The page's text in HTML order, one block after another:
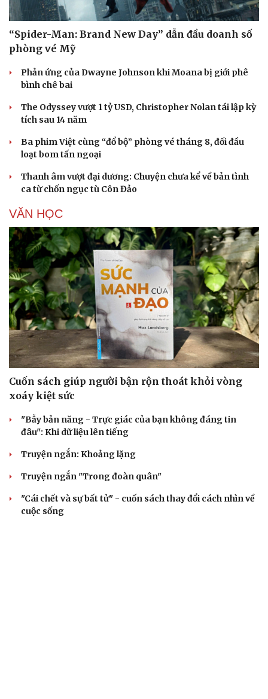
“Spider-Man: Brand New Day” dẫn đầu doanh số
phòng vé Mỹ
Phản ứng của Dwayne Johnson khi Moana bị giới phê
bình chê bai
The Odyssey vượt 1 tỷ USD, Christopher Nolan tái lập kỳ
tích sau 14 năm
Ba phim Việt cùng “đổ bộ” phòng vé tháng 8, đối đầu
loạt bom tấn ngoại
Thanh âm vượt đại dương: Chuyện chưa kể về bản tình
ca từ chốn ngục tù Côn Đảo
VĂN HỌC
Cuốn sách giúp người bận rộn thoát khỏi vòng
xoáy kiệt sức
"Bẫy bản năng - Trực giác của bạn không đáng tin
đâu": Khi dữ liệu lên tiếng
Truyện ngắn: Khoảng lặng
Truyện ngắn "Trong đoàn quân"
"Cái chết và sự bất tử" - cuốn sách thay đổi cách nhìn về
cuộc sống